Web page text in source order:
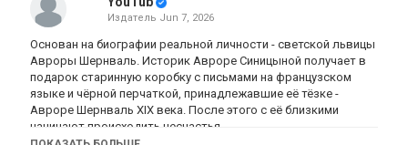
Издатель Jun 7, 2026
Основан на биографии реальной личности - светской львицы
Авроры Шернваль. Историк Авроре Синицыной получает в
подарок старинную коробку с письмами на французском
языке и чёрной перчаткой, принадлежавшие её тёзке -
Авроре Шернваль XIX века. После этого с её близкими
начинают происходить несчастья.